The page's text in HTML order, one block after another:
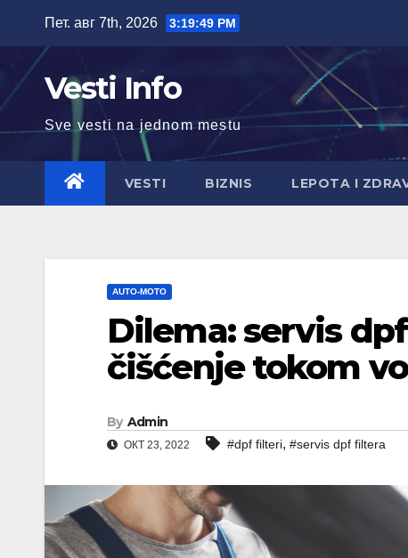
content
Пет. авг 7th, 2026 3:19:51 PM
Vesti Info
Sve vesti na jednom mestu
VESTI BIZNIS LEPOTA I
AUTO-MOTO
Dilema: servis
čišćenje tokom
By Admin
ОКТ 23, 2022 #dpf filteri, #servis dpf filtera